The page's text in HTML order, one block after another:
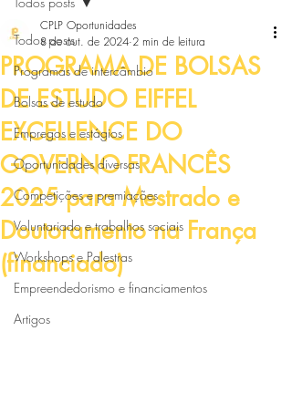
Todos posts
Programas de intercâmbio
Bolsas de estudo
Empregos e estágios
Oportunidades diversas
Competições e premiações
Voluntariado e trabalhos sociais
Workshops e Palestras
Empreendedorismo e financiamentos
Artigos
PROGRAMA DE BOLSAS
DE ESTUDO EIFFEL
EXCELLENCE DO
GOVERNO FRANCÊS
2025 para Mestrado e
Doutoramento na França
(financiado)
CPLP Oportunidades
8 de out. de 2024 2 min de leitura